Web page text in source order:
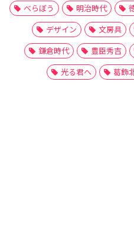
べらぼう
明治時代
デザイン
文房具
鎌倉時代
豊臣秀吉
光る君へ
葛飾